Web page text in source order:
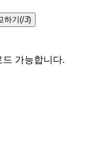
하기(/3)
드 가능합니다.